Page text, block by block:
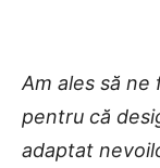
Am ales să
pentru că
adaptat